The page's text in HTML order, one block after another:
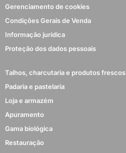
Gerenciamento de cookies
Condições Gerais de Venda
Informação jurídica
Proteção dos dados pessoais
Talhos, charcutaria e produtos frescos
Padaria e pastelaria
Loja e armazém
Apuramento
Gama biológica
Restauração